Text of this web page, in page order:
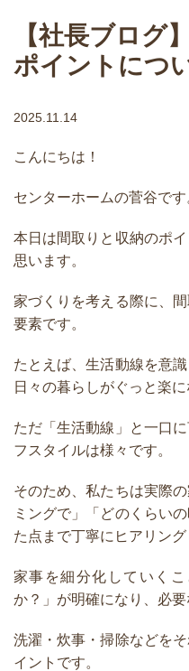
【社長ブログ
ポイントにつ
2025.11.14
こんにちは！
センターホームの菅谷です
本日は間取りと収納のポ
思います。
家づくりを考える際に、
要素です。
たとえば、生活動線を意
日々の暮らしがぐっと楽に
ただ「生活動線」と一口
フスタイルは様々です。
そのため、私たちは実際
ミングで」「どのくらい
た点まで丁寧にヒアリング
家事を細分化していく
か？」が明確になり、必要
洗濯・炊事・掃除などを
イントです。